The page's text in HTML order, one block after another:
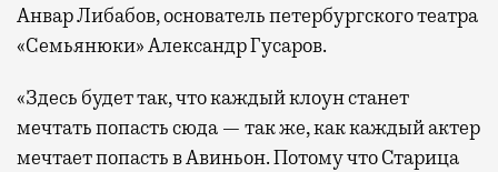
Анвар Либабов, основатель петербургского театра
«Семьянюки» Александр Гусаров.
«Здесь будет так, что каждый клоун станет
мечтать попасть сюда — так же, как каждый актер
мечтает попасть в Авиньон. Потому что Старица